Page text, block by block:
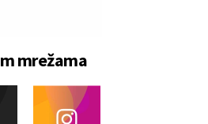
mrežama